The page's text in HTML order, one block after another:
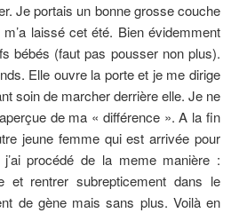
Je portais un bonne grosse couche
laissé cet été. Bien évidemment
bébés (faut pas pousser non plus).
Elle ouvre la porte et je me dirige
soin de marcher derrière elle. Je ne
de ma « différence ». A la fin
jeune femme qui est arrivée pour
procédé de la meme manière :
et rentrer subrepticement dans le
de gène mais sans plus. Voilà en